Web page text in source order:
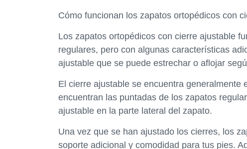
Cómo funcionan los zapatos ortopédicos con
Los zapatos ortopédicos con cierre ajustable
regulares, pero con algunas características
ajustable que se puede estrechar o aflojar
El cierre ajustable se encuentra generalmente
encuentran las puntadas de los zapatos
ajustable en la parte lateral del zapato.
Una vez que se han ajustado los cierres, los
soporte adicional y comodidad para tus pies.